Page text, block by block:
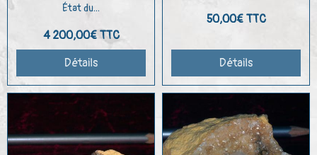
État du...
4 200,00€ TTC
Détails
50,00€ TTC
Détails